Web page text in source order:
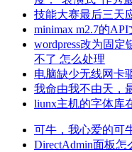
技能大赛最后三天
minimax m2.7的
wordpress改为固
不了 怎么处理
电脑缺少无线网卡
我命由我不由天，
liunx主机的字体库
可牛，我心爱的可
DirectAdmin面板怎